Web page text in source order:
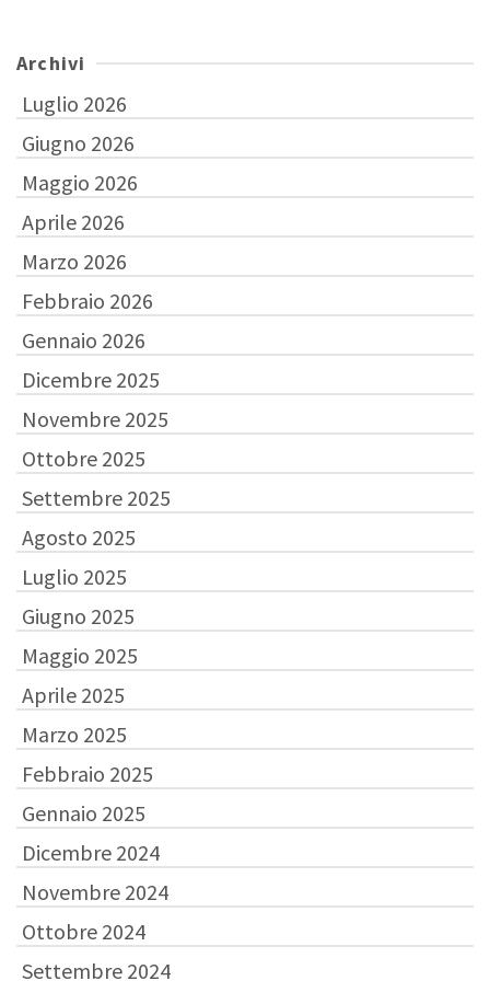
Archivi
Luglio 2026
Giugno 2026
Maggio 2026
Aprile 2026
Marzo 2026
Febbraio 2026
Gennaio 2026
Dicembre 2025
Novembre 2025
Ottobre 2025
Settembre 2025
Agosto 2025
Luglio 2025
Giugno 2025
Maggio 2025
Aprile 2025
Marzo 2025
Febbraio 2025
Gennaio 2025
Dicembre 2024
Novembre 2024
Ottobre 2024
Settembre 2024